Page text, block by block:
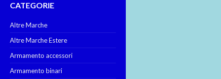
CATEGORIE
Altre Marche
Altre Marche Estere
Armamento accessori
Armamento binari